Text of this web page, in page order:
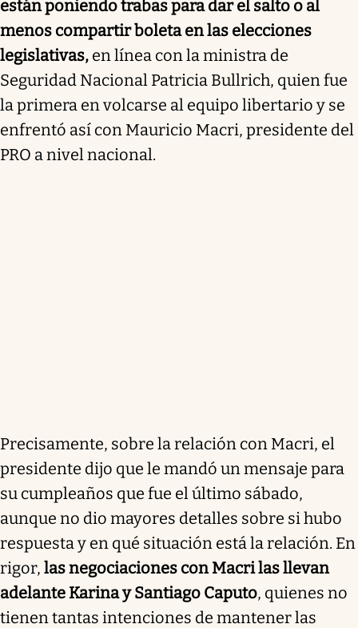
están poniendo trabas para dar el salto o al
menos compartir boleta en las elecciones
legislativas, en línea con la ministra de
Seguridad Nacional Patricia Bullrich, quien fue
la primera en volcarse al equipo libertario y se
enfrentó así con Mauricio Macri, presidente del
PRO a nivel nacional.
Precisamente, sobre la relación con Macri, el
presidente dijo que le mandó un mensaje para
su cumpleaños que fue el último sábado,
aunque no dio mayores detalles sobre si hubo
respuesta y en qué situación está la relación. En
rigor, las negociaciones con Macri las llevan
adelante Karina y Santiago Caputo, quienes no
tienen tantas intenciones de mantener las